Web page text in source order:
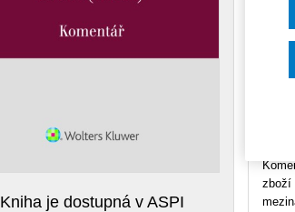
Kniha je dostupná v ASPI